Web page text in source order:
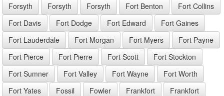
Forsyth
Forsyth Forsyth Fort Benton
Fort Collins
Fort Davis
Fort Dodge Fort Edward
Fort Gaines
Fort Lauderdale
Fort Morgan Fort Myers
Fort Payne
Fort Pierce
Fort Pierre Fort Scott
Fort Stockton
Fort Sumner
Fort Valley Fort Wayne
Fort Worth
Fort Yates
Fossil Fowler Frankfort
Frankfort